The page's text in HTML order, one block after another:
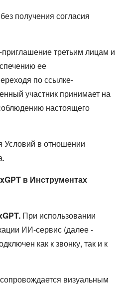
получения согласия
третьим лицам и
ее
по ссылке-
участник принимает на
настоящего
Условий в отношении
в Инструментах
При использовании
ИИ-сервис (далее -
как к звонку, так и к
визуальным